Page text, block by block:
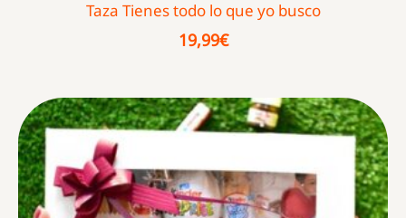
Taza Tienes todo lo que yo busco
19,99€